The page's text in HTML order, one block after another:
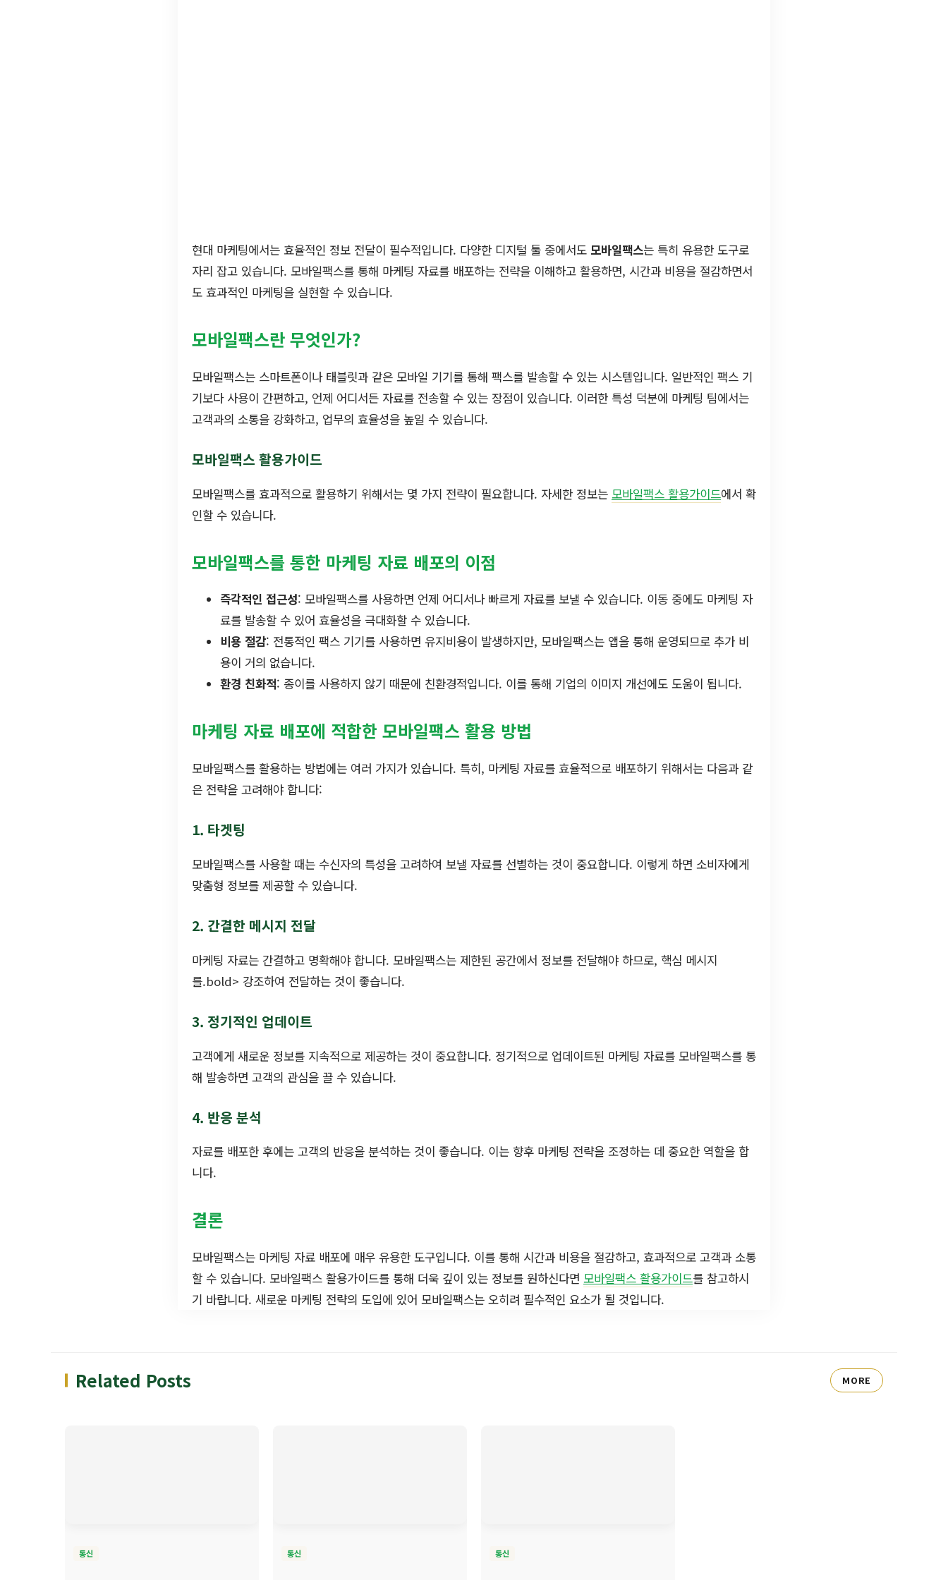
현대 마케팅에서는 효율적인 정보 전달이 필수적입니다. 다양한 디지털 툴 중에서도 모바일팩스는 특히 유용한 도구로
자리 잡고 있습니다. 모바일팩스를 통해 마케팅 자료를 배포하는 전략을 이해하고 활용하면, 시간과 비용을 절감하면서
도 효과적인 마케팅을 실현할 수 있습니다.
모바일팩스란 무엇인가?
모바일팩스는 스마트폰이나 태블릿과 같은 모바일 기기를 통해 팩스를 발송할 수 있는 시스템입니다. 일반적인 팩스 기
기보다 사용이 간편하고, 언제 어디서든 자료를 전송할 수 있는 장점이 있습니다. 이러한 특성 덕분에 마케팅 팀에서는
고객과의 소통을 강화하고, 업무의 효율성을 높일 수 있습니다.
모바일팩스 활용가이드
모바일팩스를 효과적으로 활용하기 위해서는 몇 가지 전략이 필요합니다. 자세한 정보는 모바일팩스 활용가이드에서 확
인할 수 있습니다.
모바일팩스를 통한 마케팅 자료 배포의 이점
즉각적인 접근성: 모바일팩스를 사용하면 언제 어디서나 빠르게 자료를 보낼 수 있습니다. 이동 중에도 마케팅 자
료를 발송할 수 있어 효율성을 극대화할 수 있습니다.
비용 절감: 전통적인 팩스 기기를 사용하면 유지비용이 발생하지만, 모바일팩스는 앱을 통해 운영되므로 추가 비
용이 거의 없습니다.
환경 친화적: 종이를 사용하지 않기 때문에 친환경적입니다. 이를 통해 기업의 이미지 개선에도 도움이 됩니다.
마케팅 자료 배포에 적합한 모바일팩스 활용 방법
모바일팩스를 활용하는 방법에는 여러 가지가 있습니다. 특히, 마케팅 자료를 효율적으로 배포하기 위해서는 다음과 같
은 전략을 고려해야 합니다:
1. 타겟팅
모바일팩스를 사용할 때는 수신자의 특성을 고려하여 보낼 자료를 선별하는 것이 중요합니다. 이렇게 하면 소비자에게
맞춤형 정보를 제공할 수 있습니다.
2. 간결한 메시지 전달
마케팅 자료는 간결하고 명확해야 합니다. 모바일팩스는 제한된 공간에서 정보를 전달해야 하므로, 핵심 메시지
를.bold> 강조하여 전달하는 것이 좋습니다.
3. 정기적인 업데이트
고객에게 새로운 정보를 지속적으로 제공하는 것이 중요합니다. 정기적으로 업데이트된 마케팅 자료를 모바일팩스를 통
해 발송하면 고객의 관심을 끌 수 있습니다.
4. 반응 분석
자료를 배포한 후에는 고객의 반응을 분석하는 것이 좋습니다. 이는 향후 마케팅 전략을 조정하는 데 중요한 역할을 합
니다.
결론
모바일팩스는 마케팅 자료 배포에 매우 유용한 도구입니다. 이를 통해 시간과 비용을 절감하고, 효과적으로 고객과 소통
할 수 있습니다. 모바일팩스 활용가이드를 통해 더욱 깊이 있는 정보를 원하신다면 모바일팩스 활용가이드를 참고하시
기 바랍니다. 새로운 마케팅 전략의 도입에 있어 모바일팩스는 오히려 필수적인 요소가 될 것입니다.
Related Posts MORE
통신 통신 통신